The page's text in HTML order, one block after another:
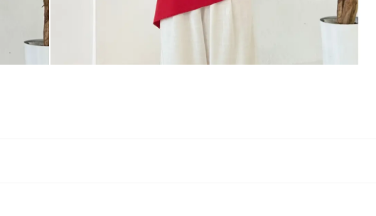
İlk siparişte %10 indirim
size özel teklifler